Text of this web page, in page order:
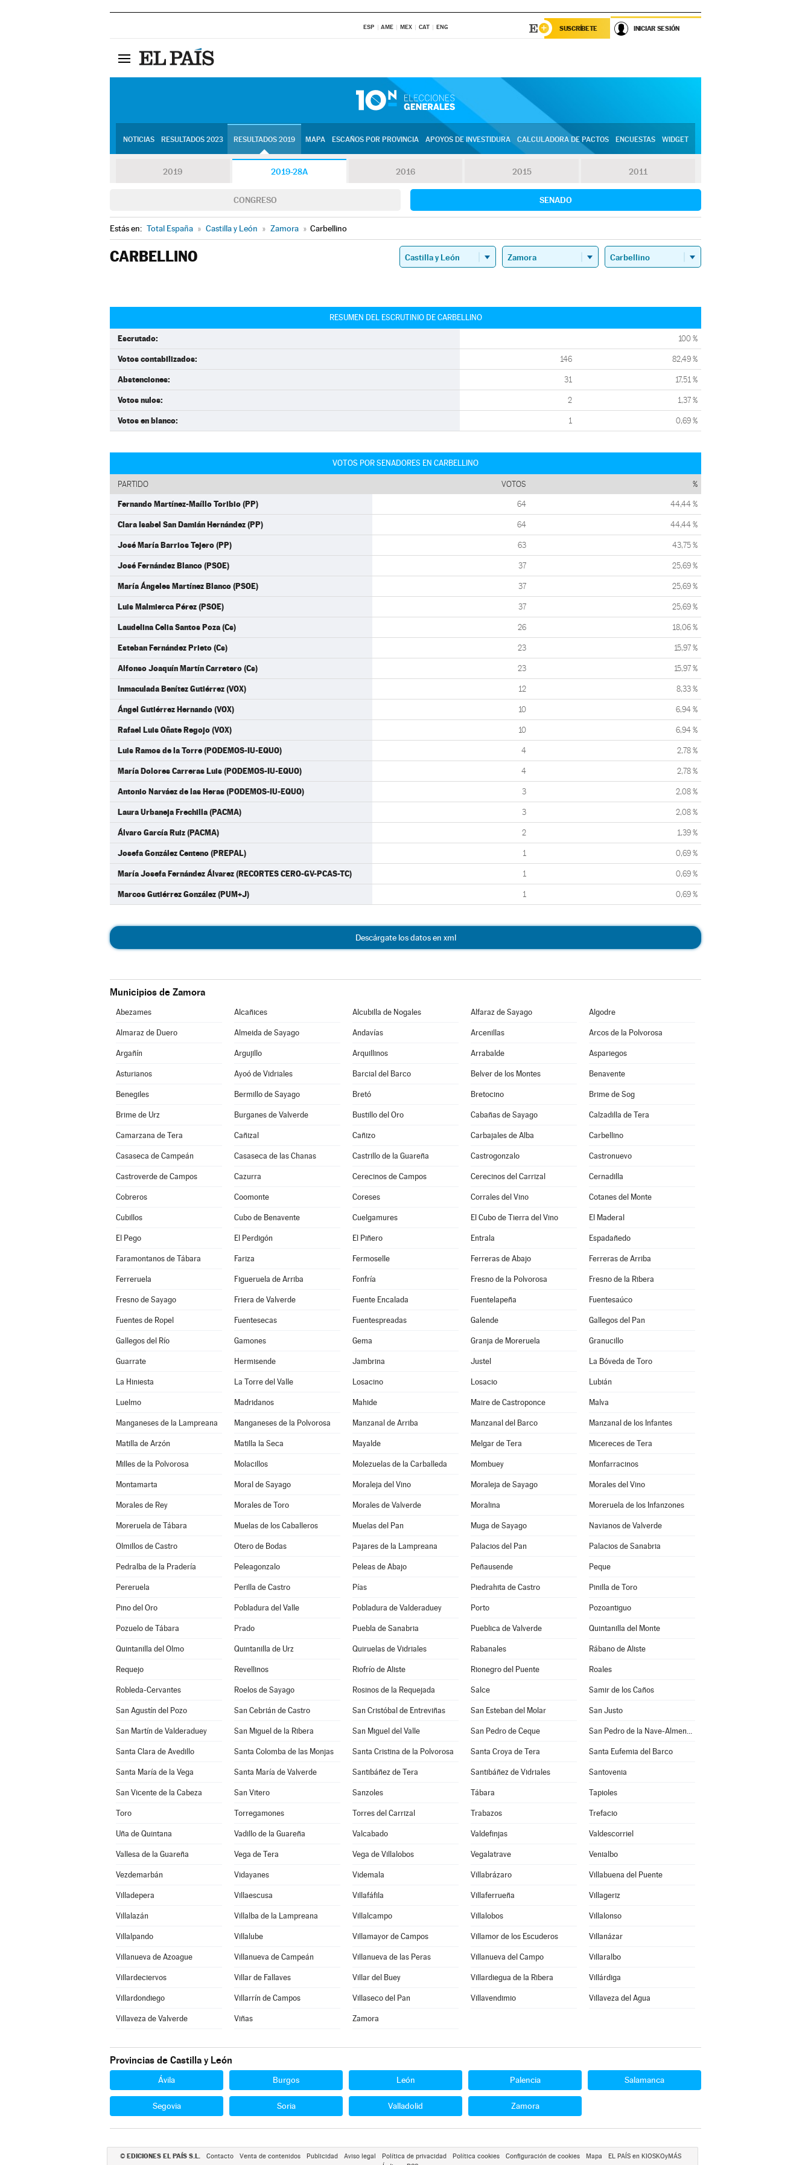
ESP AME MEX CAT ENG SUSCRÍBETE INICIAR SESIÓN
NOTICIAS RESULTADOS 2023 RESULTADOS 2019 MAPA ESCAÑOS POR PROVINCIA APOYOS DE INVESTIDURA CALCULADORA DE PACTOS ENCUESTAS WIDGET
2019 2019-28A 2016 2015 2011
CONGRESO SENADO
Estás en: Total España » Castilla y León » Zamora » Carbellino
CARBELLINO
RESUMEN DEL ESCRUTINIO DE CARBELLINO
Escrutado: 100 %
Votos contabilizados: 146 82,49 %
Abstenciones: 31 17,51 %
Votos nulos: 2 1,37 %
Votos en blanco: 1 0,69 %
VOTOS POR SENADORES EN CARBELLINO
PARTIDO VOTOS %
Fernando Martínez-Maíllo Toribio (PP) 64 44,44 %
Clara Isabel San Damián Hernández (PP) 64 44,44 %
José María Barrios Tejero (PP) 63 43,75 %
José Fernández Blanco (PSOE) 37 25,69 %
María Ángeles Martínez Blanco (PSOE) 37 25,69 %
Luis Malmierca Pérez (PSOE) 37 25,69 %
Laudelina Celia Santos Poza (Cs) 26 18,06 %
Esteban Fernández Prieto (Cs) 23 15,97 %
Alfonso Joaquín Martín Carretero (Cs) 23 15,97 %
Inmaculada Benítez Gutiérrez (VOX) 12 8,33 %
Ángel Gutiérrez Hernando (VOX) 10 6,94 %
Rafael Luis Oñate Regojo (VOX) 10 6,94 %
Luis Ramos de la Torre (PODEMOS-IU-EQUO) 4 2,78 %
María Dolores Carreras Luis (PODEMOS-IU-EQUO) 4 2,78 %
Antonio Narváez de las Heras (PODEMOS-IU-EQUO) 3 2,08 %
Laura Urbaneja Frechilla (PACMA) 3 2,08 %
Álvaro García Ruiz (PACMA) 2 1,39 %
Josefa González Centeno (PREPAL) 1 0,69 %
María Josefa Fernández Álvarez (RECORTES CERO-GV-PCAS-TC) 1 0,69 %
Marcos Gutiérrez González (PUM+J) 1 0,69 %
Descárgate los datos en xml
Municipios de Zamora
Abezames Alcañices Alcubilla de Nogales Alfaraz de Sayago Algodre
Almaraz de Duero Almeida de Sayago Andavías Arcenillas Arcos de la Polvorosa
Argañín Argujillo Arquillinos Arrabalde Aspariegos
Asturianos Ayoó de Vidriales Barcial del Barco Belver de los Montes Benavente
Benegiles Bermillo de Sayago Bretó Bretocino Brime de Sog
Brime de Urz Burganes de Valverde Bustillo del Oro Cabañas de Sayago Calzadilla de Tera
Camarzana de Tera Cañizal Cañizo Carbajales de Alba Carbellino
Casaseca de Campeán Casaseca de las Chanas Castrillo de la Guareña Castrogonzalo Castronuevo
Castroverde de Campos Cazurra Cerecinos de Campos Cerecinos del Carrizal Cernadilla
Cobreros Coomonte Coreses Corrales del Vino Cotanes del Monte
Cubillos Cubo de Benavente Cuelgamures El Cubo de Tierra del Vino El Maderal
El Pego El Perdigón El Piñero Entrala Espadañedo
Faramontanos de Tábara Fariza Fermoselle Ferreras de Abajo Ferreras de Arriba
Ferreruela Figueruela de Arriba Fonfría Fresno de la Polvorosa Fresno de la Ribera
Fresno de Sayago Friera de Valverde Fuente Encalada Fuentelapeña Fuentesaúco
Fuentes de Ropel Fuentesecas Fuentespreadas Galende Gallegos del Pan
Gallegos del Río Gamones Gema Granja de Moreruela Granucillo
Guarrate Hermisende Jambrina Justel La Bóveda de Toro
La Hiniesta La Torre del Valle Losacino Losacio Lubián
Luelmo Madridanos Mahide Maire de Castroponce Malva
Manganeses de la Lampreana Manganeses de la Polvorosa Manzanal de Arriba Manzanal del Barco Manzanal de los Infantes
Matilla de Arzón Matilla la Seca Mayalde Melgar de Tera Micereces de Tera
Milles de la Polvorosa Molacillos Molezuelas de la Carballeda Mombuey Monfarracinos
Montamarta Moral de Sayago Moraleja del Vino Moraleja de Sayago Morales del Vino
Morales de Rey Morales de Toro Morales de Valverde Moralina Moreruela de los Infanzones
Moreruela de Tábara Muelas de los Caballeros Muelas del Pan Muga de Sayago Navianos de Valverde
Olmillos de Castro Otero de Bodas Pajares de la Lampreana Palacios del Pan Palacios de Sanabria
Pedralba de la Pradería Peleagonzalo Peleas de Abajo Peñausende Peque
Pereruela Perilla de Castro Pías Piedrahita de Castro Pinilla de Toro
Pino del Oro Pobladura del Valle Pobladura de Valderaduey Porto Pozoantiguo
Pozuelo de Tábara Prado Puebla de Sanabria Pueblica de Valverde Quintanilla del Monte
Quintanilla del Olmo Quintanilla de Urz Quiruelas de Vidriales Rabanales Rábano de Aliste
Requejo Revellinos Riofrío de Aliste Rionegro del Puente Roales
Robleda-Cervantes Roelos de Sayago Rosinos de la Requejada Salce Samir de los Caños
San Agustín del Pozo San Cebrián de Castro San Cristóbal de Entreviñas San Esteban del Molar San Justo
San Martín de Valderaduey San Miguel de la Ribera San Miguel del Valle San Pedro de Ceque San Pedro de la Nave-Almendra
Santa Clara de Avedillo Santa Colomba de las Monjas Santa Cristina de la Polvorosa Santa Croya de Tera Santa Eufemia del Barco
Santa María de la Vega Santa María de Valverde Santibáñez de Tera Santibáñez de Vidriales Santovenia
San Vicente de la Cabeza San Vitero Sanzoles Tábara Tapioles
Toro Torregamones Torres del Carrizal Trabazos Trefacio
Uña de Quintana Vadillo de la Guareña Valcabado Valdefinjas Valdescorriel
Vallesa de la Guareña Vega de Tera Vega de Villalobos Vegalatrave Venialbo
Vezdemarbán Vidayanes Videmala Villabrázaro Villabuena del Puente
Villadepera Villaescusa Villafáfila Villaferrueña Villageriz
Villalazán Villalba de la Lampreana Villalcampo Villalobos Villalonso
Villalpando Villalube Villamayor de Campos Villamor de los Escuderos Villanázar
Villanueva de Azoague Villanueva de Campeán Villanueva de las Peras Villanueva del Campo Villaralbo
Villardeciervos Villar de Fallaves Villar del Buey Villardiegua de la Ribera Villárdiga
Villardondiego Villarrín de Campos Villaseco del Pan Villavendimio Villaveza del Agua
Villaveza de Valverde Viñas Zamora
Provincias de Castilla y León
Ávila Burgos León Palencia Salamanca
Segovia Soria Valladolid Zamora
© EDICIONES EL PAÍS S.L. Contacto Venta de contenidos Publicidad Aviso legal Política de privacidad Política cookies Configuración de cookies Mapa
EL PAÍS en KIOSKOyMÁS